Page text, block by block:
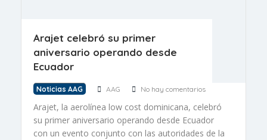
Arajet celebró su primer
aniversario operando desde
Ecuador
Noticias AAG AAG No hay comentarios
Arajet, la aerolínea low cost dominicana, celebró
su primer aniversario operando desde Ecuador
con un evento conjunto con las autoridades de la